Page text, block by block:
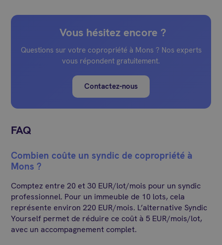
Vous hésitez encore ?
Questions sur votre copropriété à Mons ? Nos experts
vous répondent gratuitement.
Contactez-nous
FAQ
Combien coûte un syndic de copropriété à
Mons ?
Comptez entre 20 et 30 EUR/lot/mois pour un syndic
professionnel. Pour un immeuble de 10 lots, cela
représente environ 220 EUR/mois. L’alternative Syndic
Yourself permet de réduire ce coût à 5 EUR/mois/lot,
avec un accompagnement complet.